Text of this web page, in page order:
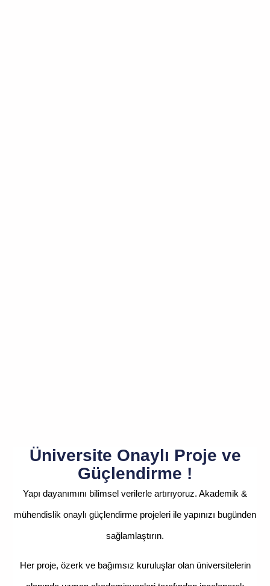
Üniversite Onaylı Proje ve
Güçlendirme !
Yapı dayanımını bilimsel verilerle artırıyoruz. Akademik &
mühendislik onaylı güçlendirme projeleri ile yapınızı bugünden
sağlamlaştırın.
Her proje, özerk ve bağımsız kuruluşlar olan üniversitelerin